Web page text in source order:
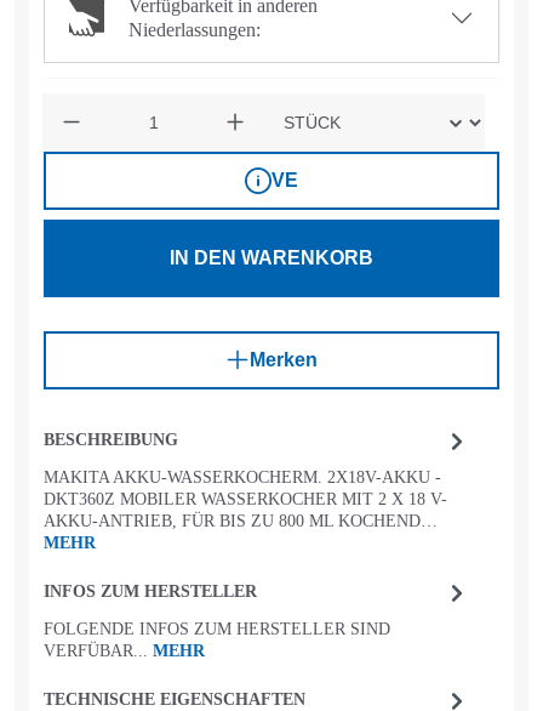
BESCHREIBUNG
MAKITA AKKU-WASSERKOCHERM. 2X18V-AKKU -
DKT360Z MOBILER WASSERKOCHER MIT 2 X 18 V-
AKKU-ANTRIEB, FÜR BIS ZU 800 ML KOCHEND…
MEHR
INFOS ZUM HERSTELLER
FOLGENDE INFOS ZUM HERSTELLER SIND
VERFÜBAR... MEHR
TECHNISCHE EIGENSCHAFTEN
Verfügbarkeit in anderen
Niederlassungen:
VE
IN DEN WARENKORB
Merken